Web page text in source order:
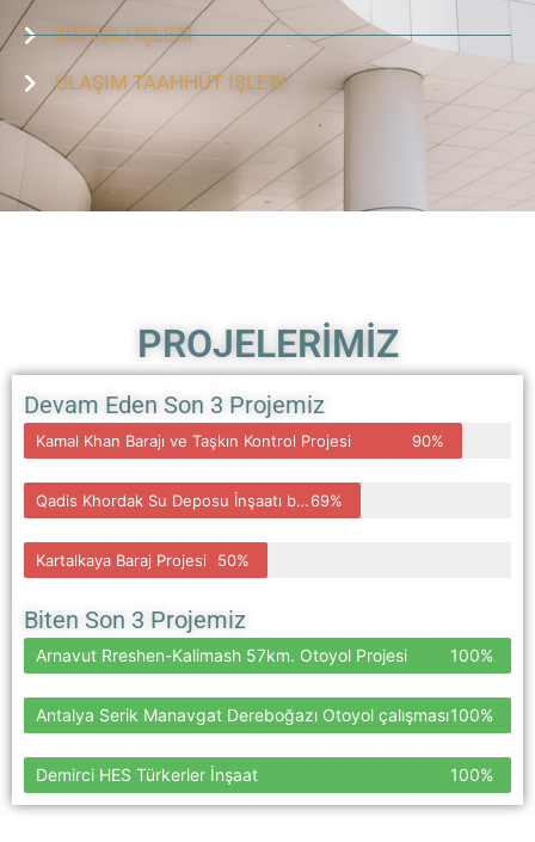
DRENAJ İŞLERİ
ULAŞIM TAAHHÜT İŞLERİ
PROJELERİMİZ
Devam Eden Son 3 Projemiz
Kamal Khan Barajı ve Taşkın Kontrol Projesi 90%
Qadis Khordak Su Deposu İnşaatı baraj Projesi69%
Kartalkaya Baraj Projesi 50%
Biten Son 3 Projemiz
Arnavut Rreshen-Kalimash 57km. Otoyol Projesi 100%
Antalya Serik Manavgat Dereboğazı Otoyol çalışması100%
Demirci HES Türkerler İnşaat 100%